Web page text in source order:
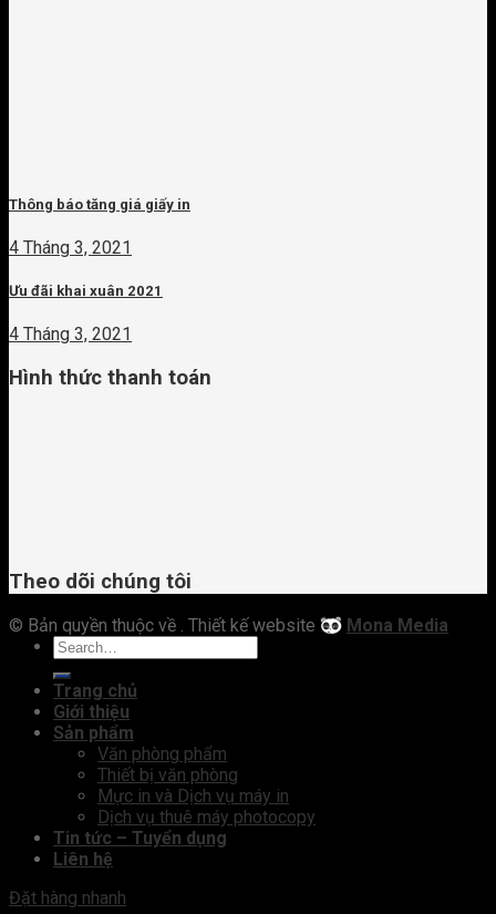
Thông báo tăng giá giấy in
4 Tháng 3, 2021
Ưu đãi khai xuân 2021
4 Tháng 3, 2021
Hình thức thanh toán
Theo dõi chúng tôi
© Bản quyền thuộc về . Thiết kế website Mona Media
Trang chủ
Giới thiệu
Sản phẩm
Văn phòng phẩm
Thiết bị văn phòng
Mực in và Dịch vụ máy in
Dịch vụ thuê máy photocopy
Tin tức – Tuyển dụng
Liên hệ
Đặt hàng nhanh